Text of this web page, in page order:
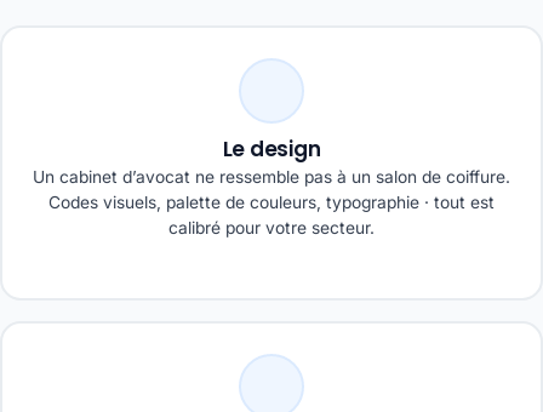
Le design
Un cabinet d’avocat ne ressemble pas à un salon de coiffure.
Codes visuels, palette de couleurs, typographie · tout est
calibré pour votre secteur.